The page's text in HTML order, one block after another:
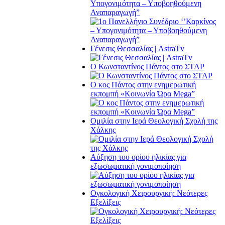
Υπογονιμότητα – Υποβοηθούμενη
Αναπαραγωγή”
Γένεσις Θεσσαλίας | AstraTv
O Κωνσταντίνος Πάντος στο ΣΤΑΡ
O κος Πάντος στην ενημερωτική
εκπομπή «Κοινωνία Ώρα Μega”
Ομιλία στην Ιερά Θεολογική Σχολή της
Χάλκης
Αύξηση του ορίου ηλικίας για
εξωσωματική γονιμοποίηση
Ογκολογική Χειρουργική: Νεότερες
Εξελίξεις